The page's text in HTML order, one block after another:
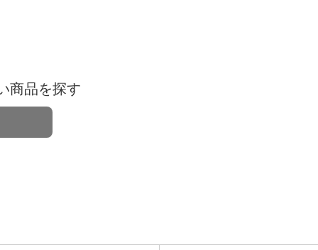
商品を探す